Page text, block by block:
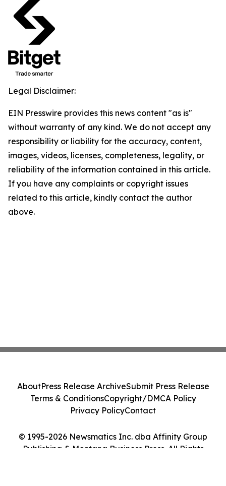
Legal Disclaimer:
EIN Presswire provides this news content "as is"
without warranty of any kind. We do not accept any
responsibility or liability for the accuracy, content,
images, videos, licenses, completeness, legality, or
reliability of the information contained in this article.
If you have any complaints or copyright issues
related to this article, kindly contact the author
above.
© 1995-2026 Newsmatics Inc. dba Affinity Group
Publishing & Montana Business Press. All Rights
AboutPress Release ArchiveSubmit Press Release
Terms & ConditionsCopyright/DMCA Policy
Privacy PolicyContact